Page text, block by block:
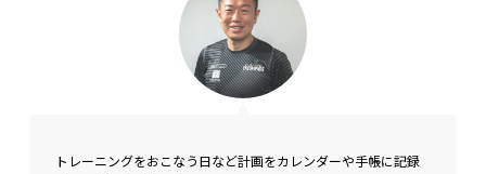
トレーニングをおこなう日など計画をカレンダーや手帳に記録